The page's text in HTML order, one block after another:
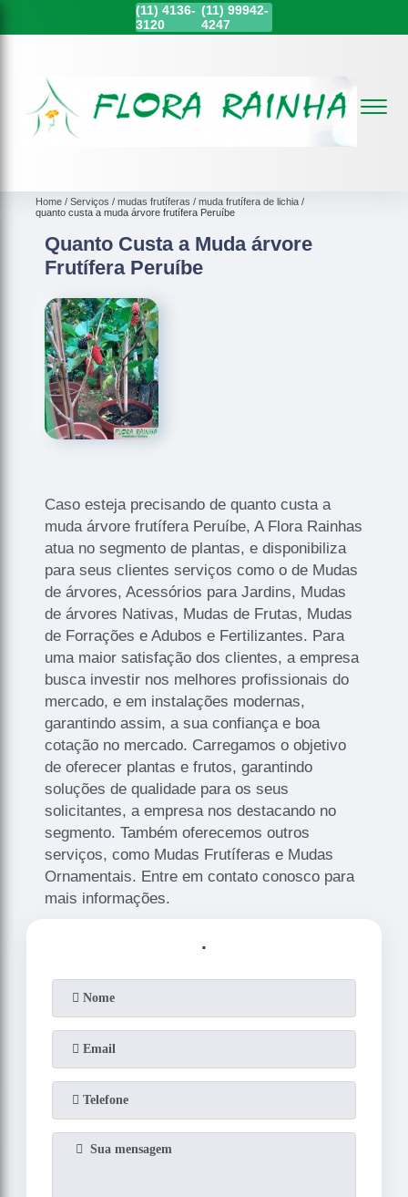
(11) 4136-
3120
(11)99942-
4247
Home Serviços mudas frutíferas
muda frutífera de lichia
quanto custa a muda árvore frutífera Peruíbe
Quanto Custa a Muda árvore
Frutífera Peruíbe
Caso esteja precisando de quanto custa a
muda árvore frutífera Peruíbe, A Flora Rainhas
atua no segmento de plantas, e disponibiliza
para seus clientes serviços como o de Mudas
de árvores, Acessórios para Jardins, Mudas
de árvores Nativas, Mudas de Frutas, Mudas
de Forrações e Adubos e Fertilizantes. Para
uma maior satisfação dos clientes, a empresa
busca investir nos melhores profissionais do
mercado, e em instalações modernas,
garantindo assim, a sua confiança e boa
cotação no mercado. Carregamos o objetivo
de oferecer plantas e frutos, garantindo
soluções de qualidade para os seus
solicitantes, a empresa nos destacando no
segmento. Também oferecemos outros
serviços, como Mudas Frutíferas e Mudas
Ornamentais. Entre em contato conosco para
mais informações.
.